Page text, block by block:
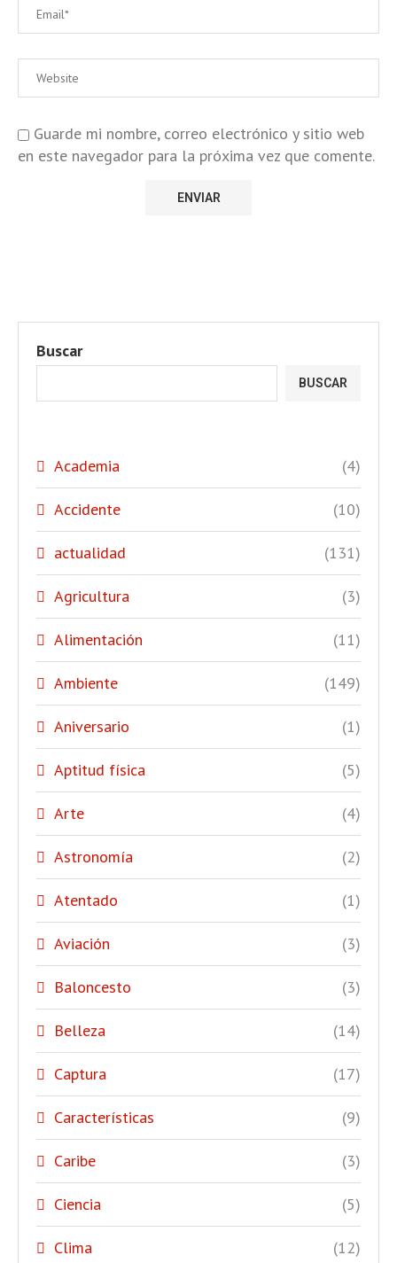
Guarde mi nombre, correo electrónico y sitio web
en este navegador para la próxima vez que comente.
Buscar
BUSCAR
Academia (4)
Accidente (10)
actualidad (131)
Agricultura (3)
Alimentación (11)
Ambiente (149)
Aniversario (1)
Aptitud física (5)
Arte (4)
Astronomía (2)
Atentado (1)
Aviación (3)
Baloncesto (3)
Belleza (14)
Captura (17)
Características (9)
Caribe (3)
Ciencia (5)
Clima (12)